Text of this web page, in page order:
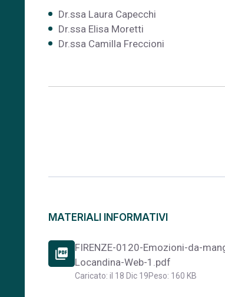
Dr.ssa Laura Capecchi
Dr.ssa Elisa Moretti
Dr.ssa Camilla Freccioni
MATERIALI INFORMATIVI
picture_as_pdf
FIRENZE-0120-Emozioni-da-
Locandina-Web-1.pdf
Caricato: il 18 Dic 19Peso: 160 KB